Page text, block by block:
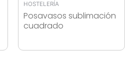
HOSTELERÍA
Posavasos sublimación
cuadrado